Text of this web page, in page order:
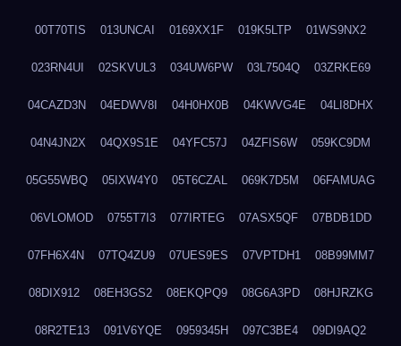
00T70TIS 013UNCAI 0169XX1F 019K5LTP 01WS9NX2
023RN4UI 02SKVUL3 034UW6PW 03L7504Q 03ZRKE69
04CAZD3N 04EDWV8I 04H0HX0B 04KWVG4E 04LI8DHX
04N4JN2X 04QX9S1E 04YFC57J 04ZFIS6W 059KC9DM
05G55WBQ 05IXW4Y0 05T6CZAL 069K7D5M 06FAMUAG
06VLOMOD 0755T7I3 077IRTEG 07ASX5QF 07BDB1DD
07FH6X4N 07TQ4ZU9 07UES9ES 07VPTDH1 08B99MM7
08DIX912 08EH3GS2 08EKQPQ9 08G6A3PD 08HJRZKG
08R2TE13 091V6YQE 0959345H 097C3BE4 09DI9AQ2